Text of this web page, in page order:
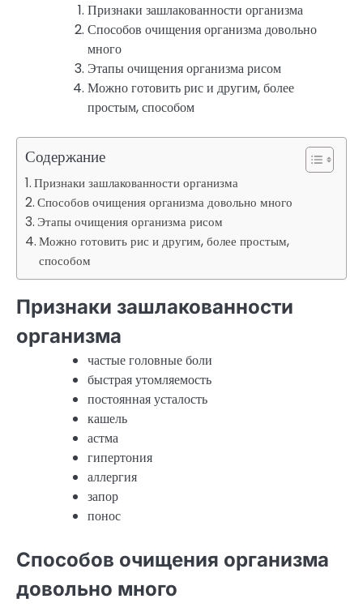
Признаки зашлакованности организма
Способов очищения организма довольно
много
Этапы очищения организма рисом
Можно готовить рис и другим, более
простым, способом
Содержание
Признаки зашлакованности организма
Способов очищения организма довольно много
Этапы очищения организма рисом
Можно готовить рис и другим, более простым,
способом
Признаки зашлакованности
организма
частые головные боли
быстрая утомляемость
постоянная усталость
кашель
астма
гипертония
аллергия
запор
понос
Способов очищения организма
довольно много